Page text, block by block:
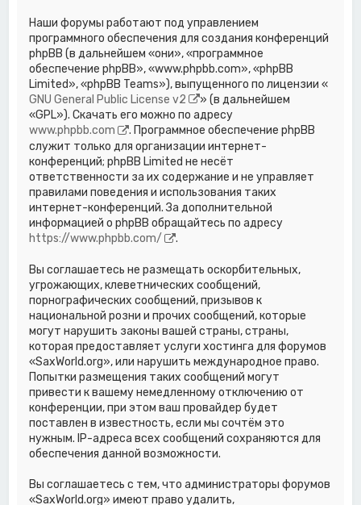
Наши форумы работают под управлением
программного обеспечения для создания конференций
phpBB (в дальнейшем «они», «программное
обеспечение phpBB», «www.phpbb.com», «phpBB
Limited», «phpBB Teams»), выпущенного по лицензии «
GNU General Public License v2
» (в дальнейшем
«GPL»). Скачать его можно по адресу
www.phpbb.com
. Программное обеспечение phpBB
служит только для организации интернет-
конференций; phpBB Limited не несёт
ответственности за их содержание и не управляет
правилами поведения и использования таких
интернет-конференций. За дополнительной
информацией о phpBB обращайтесь по адресу
https://www.phpbb.com/
.
Вы соглашаетесь не размещать оскорбительных,
угрожающих, клеветнических сообщений,
порнографических сообщений, призывов к
национальной розни и прочих сообщений, которые
могут нарушить законы вашей страны, страны,
которая предоставляет услуги хостинга для форумов
«SaxWorld.org», или нарушить международное право.
Попытки размещения таких сообщений могут
привести к вашему немедленному отключению от
конференции, при этом ваш провайдер будет
поставлен в известность, если мы сочтём это
нужным. IP-адреса всех сообщений сохраняются для
обеспечения данной возможности.
Вы соглашаетесь с тем, что администраторы форумов
«SaxWorld.org» имеют право удалить,